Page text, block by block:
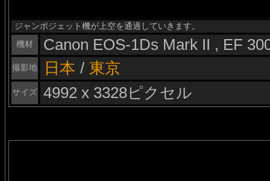
ジャンボジェット機が上空を通過していきます。
機材
Canon EOS-1Ds Mark II , EF
撮影地 日本 / 東京
サイズ 4992 x 3328ピクセル